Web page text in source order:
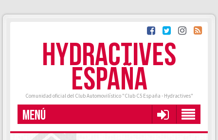
HYDRACTIVES
ESPAÑA
Comunidad oficial del Club Automovilístico "Club C5 España - Hydractives"
MENÚ